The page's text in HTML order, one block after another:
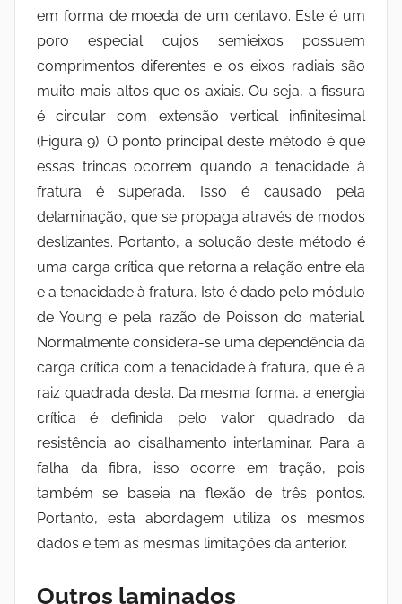
em forma de moeda de um centavo. Este é um
poro especial cujos semieixos possuem
comprimentos diferentes e os eixos radiais são
muito mais altos que os axiais. Ou seja, a fissura
é circular com extensão vertical infinitesimal
(Figura 9). O ponto principal deste método é que
essas trincas ocorrem quando a tenacidade à
fratura é superada. Isso é causado pela
delaminação, que se propaga através de modos
deslizantes. Portanto, a solução deste método é
uma carga crítica que retorna a relação entre ela
e a tenacidade à fratura. Isto é dado pelo módulo
de Young e pela razão de Poisson do material.
Normalmente considera-se uma dependência da
carga crítica com a tenacidade à fratura, que é a
raiz quadrada desta. Da mesma forma, a energia
crítica é definida pelo valor quadrado da
resistência ao cisalhamento interlaminar. Para a
falha da fibra, isso ocorre em tração, pois
também se baseia na flexão de três pontos.
Portanto, esta abordagem utiliza os mesmos
dados e tem as mesmas limitações da anterior.
Outros laminados